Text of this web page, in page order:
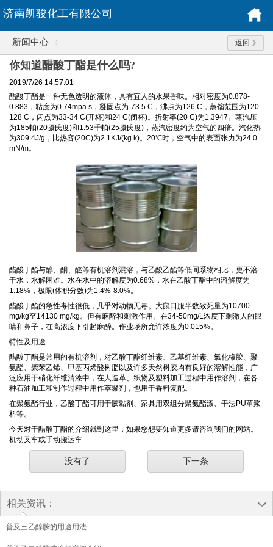
济南凯骏化工有限公司
新闻中心 返回
你知道醋酸丁酯是什么吗?
2019/7/26 14:57:01
醋酸丁酯是一种无色透明的液体，具有宜人的水果香味。相对密度为0.878-
0.883，粘度为0.74mpa.s，凝固点为-73.5 C，沸点为126 C，蒸馏范围为120-
128 C，闪点为33-34 C(开杯)和24 C(闭杯)。折射率(20 C)为1.3947。蒸汽压
为185帕(20摄氏度)和1.53千帕(25摄氏度)，蒸汽密度约为空气的四倍。汽化热
为309.4J/g，比热容(20C)为2.1KJ/(kg.k)。20℃时，空气中的表面张力为24.0
mN/m。
醋酸丁酯与醇、酮、醚等有机溶剂混溶，与乙酸乙酯等低同系物相比，更不溶
于水，水解困难。水在水中的溶解度为0.68%，水在乙酸丁酯中的溶解度为
1.18%，极限(体积分数)为1.4%-8.0%。
醋酸丁酯的急性毒性很低，几乎对动物无毒。大鼠口服半数致死量为10700
mg/kg至14130 mg/kg。但有麻醉和刺激作用。在34-50mg/L浓度下刺激人的眼
睛和鼻子，在高浓度下引起麻醉。作业场所允许浓度为0.015%。
特性及用途
醋酸丁酯是常用的有机溶剂，对乙酸丁酯纤维素、乙基纤维素、氯化橡胶、聚
氨酯、聚苯乙烯、甲基丙烯酸树脂以及许多天然树胶均有良好的溶解性能，广
泛应用于硝化纤维清漆中，在人造革、织物及塑料加工过程中用作溶剂，在各
种石油加工和制作过程中用作萃聚剂，也用于香料复配。
在聚氨酯行业，乙酸丁酯可用于胶黏剂、家具用双组分聚氨酯漆、干法PU革浆
料等。
今天对于醋酸丁酯的介绍就到这里，如果您想要知道更多请咨询我们的网站。
机动叉车或手动搬运车
没有了 下一条
相关资讯：
普及三乙醇胺的用途用法